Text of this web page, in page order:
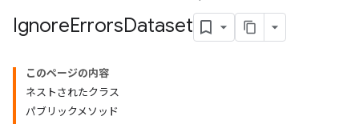
IgnoreErrorsDataset
このページの内容
ネストされたクラス
パブリックメソッド